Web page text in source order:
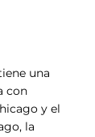
una
con
y el
la